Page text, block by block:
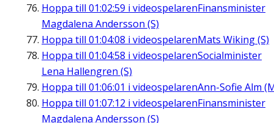
Hoppa till 01:02:59 i videospelarenFinansminister
Magdalena Andersson (S)
Hoppa till 01:04:08 i videospelarenMats Wiking (S)
Hoppa till 01:04:58 i videospelarenSocialminister
Lena Hallengren (S)
Hoppa till 01:06:01 i videospelarenAnn-Sofie Alm
Hoppa till 01:07:12 i videospelarenFinansminister
Magdalena Andersson (S)